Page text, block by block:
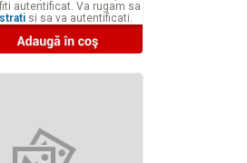
autentificat. Va rugam sa
si sa va autentificati.